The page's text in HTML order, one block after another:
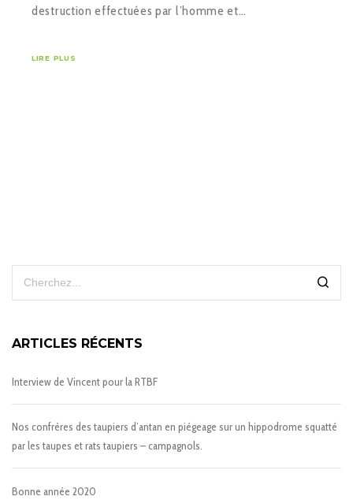
destruction effectuées par l’homme et…
LIRE PLUS
ARTICLES RÉCENTS
Interview de Vincent pour la RTBF
Nos confrères des taupiers d’antan en piégeage sur un hippodrome squatté
par les taupes et rats taupiers – campagnols.
Bonne année 2020